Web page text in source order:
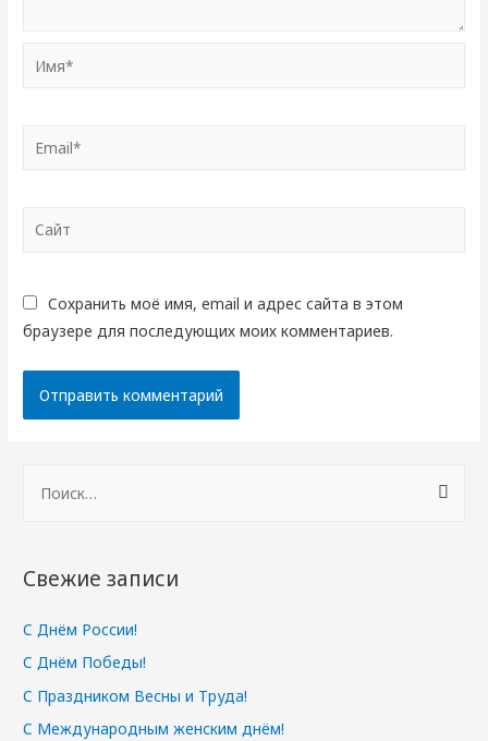
Email*
Сайт
Сохранить моё имя, email и адрес сайта в этом
браузере для последующих моих комментариев.
:
Свежие записи
С Днём России!
С Днём Победы!
С Праздником Весны и Труда!
С Международным женским днём!